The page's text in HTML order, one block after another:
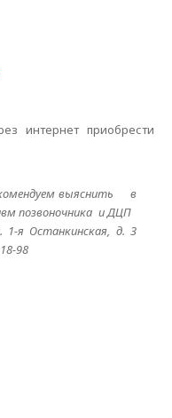
интернет приобрести
выяснить
в
позвоночника и ДЦП
я Останкинская, д. 3
98